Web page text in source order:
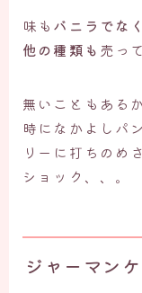
味も バニラでな
他の種類も 売っ
無いこともある
時になかよしパ
リーに打ちのめ
ショック、、。
ジャーマン